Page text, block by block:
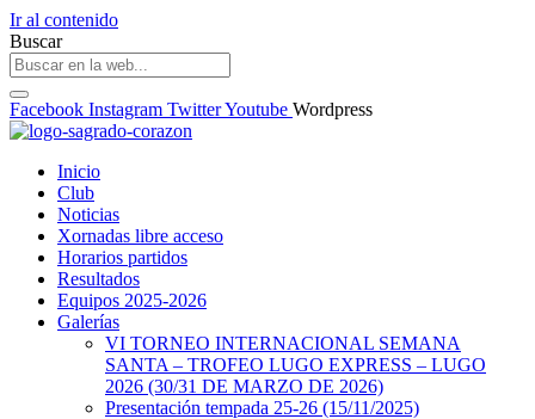
Ir al contenido
Buscar
Facebook Instagram TwitterYoutube Wordpress
Inicio
Club
Noticias
Xornadas libre acceso
Horarios partidos
Resultados
Equipos 2025-2026
Galerías
VI TORNEO INTERNACIONAL SEMANA
SANTA – TROFEO LUGO EXPRESS – LUGO
2026 (30/31 DE MARZO DE 2026)
Presentación tempada 25-26 (15/11/2025)